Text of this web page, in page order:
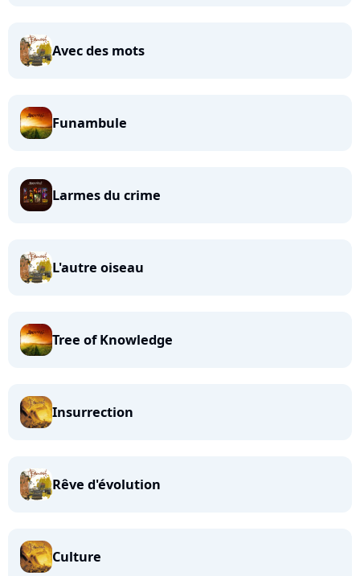
Avec des mots
Funambule
Larmes du crime
L'autre oiseau
Tree of Knowledge
Insurrection
Rêve d'évolution
Culture